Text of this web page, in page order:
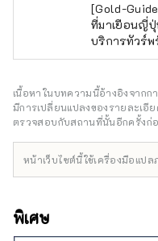
[Gold-
ที่มาเยือนญี่ปุ่
บริการทัวร์พ
น่าจดจำสำ
เนื้อหาในบทความนี้อ้างอิงจากก
มีการเปลี่ยนแปลงของรายละเอี
ตรวจสอบกับสถานที่นั้นอีกครั้งก่
หน้าเว็บไซต์นี้ใช้เครื่องมือแป
พิเศษ